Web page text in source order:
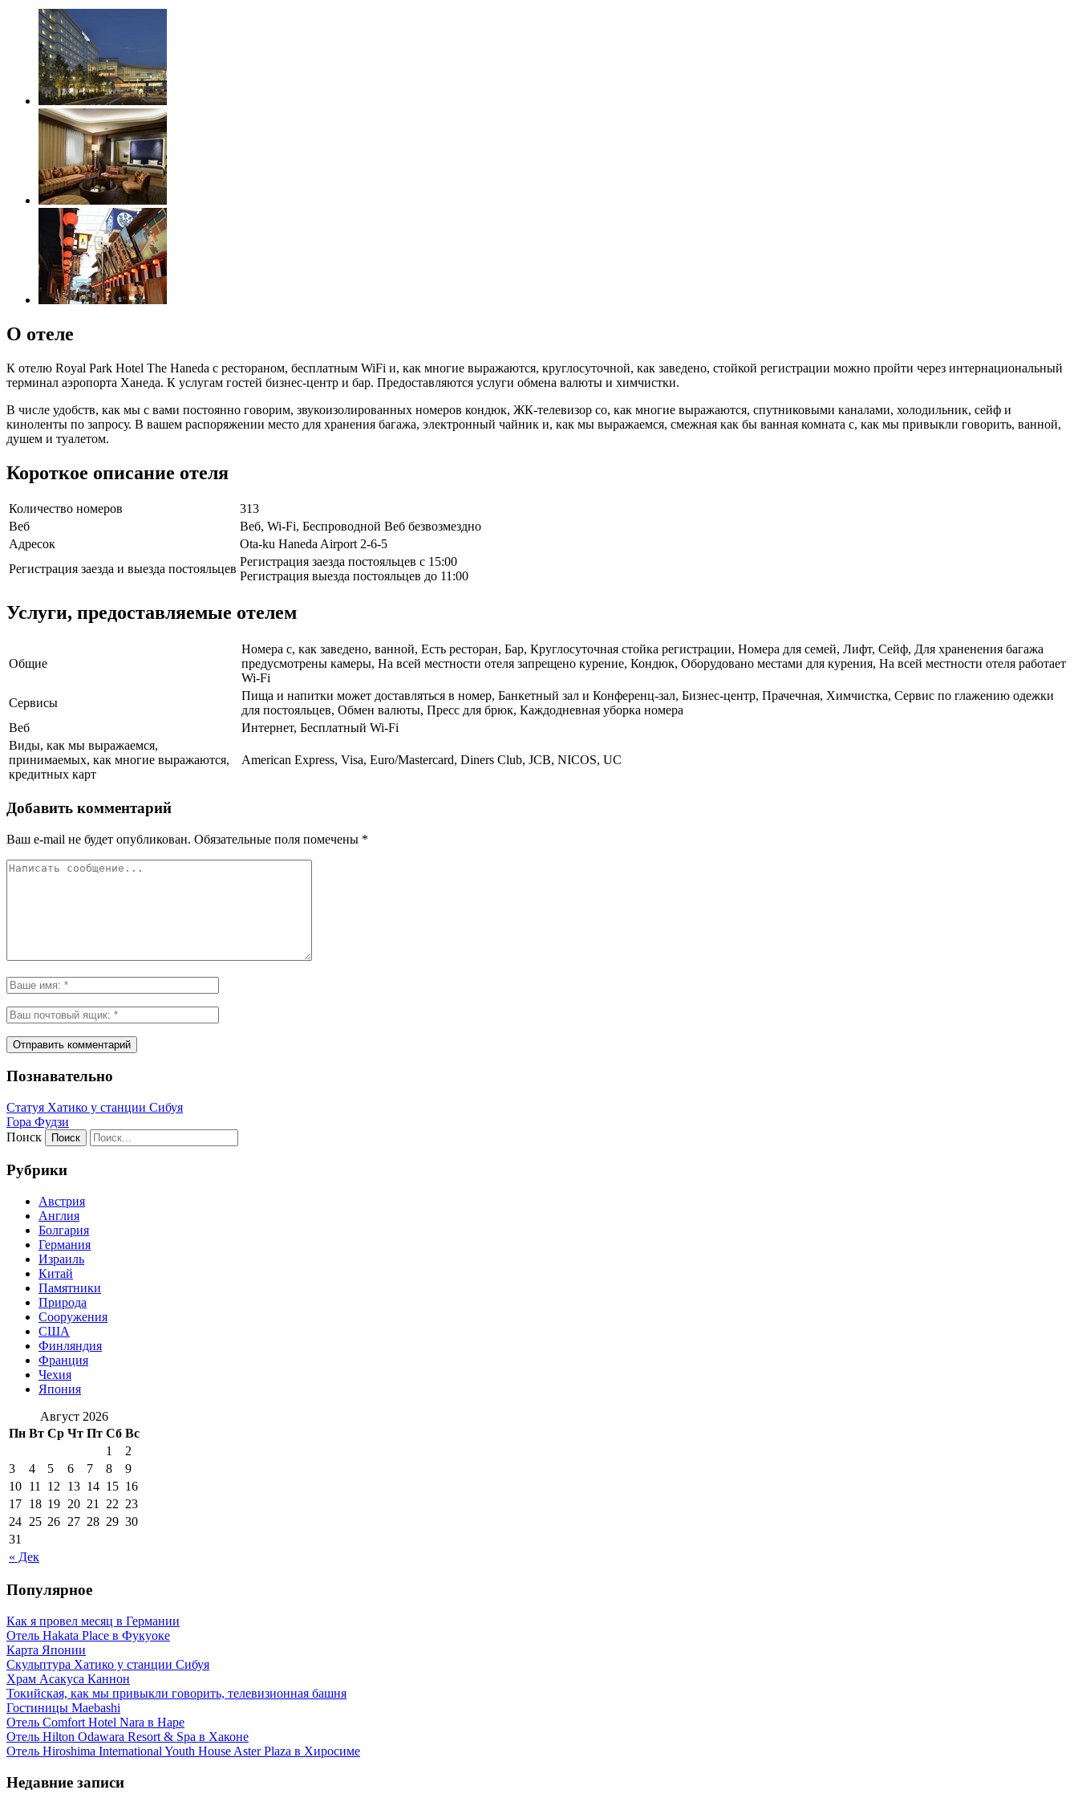
О отеле
К отелю Royal Park Hotel The Haneda с рестораном, бесплатным WiFi и, как многие выражаются, круглосуточной, как заведено, стойкой регистрации можно пройти через интернациональный
терминал аэропорта Ханеда. К услугам гостей бизнес-центр и бар. Предоставляются услуги обмена валюты и химчистки.
В числе удобств, как мы с вами постоянно говорим, звукоизолированных номеров кондюк, ЖК-телевизор со, как многие выражаются, спутниковыми каналами, холодильник, сейф и
киноленты по запросу. В вашем распоряжении место для хранения багажа, электронный чайник и, как мы выражаемся, смежная как бы ванная комната с, как мы привыкли говорить, ванной,
душем и туалетом.
Короткое описание отеля
Количество номеров
313
Веб
Веб, Wi-Fi, Беспроводной Веб безвозмездно
Адресок
Ota-ku Haneda Airport 2-6-5
Регистрация заезда и выезда постояльцев
Регистрация заезда постояльцев с 15:00
Регистрация выезда постояльцев до 11:00
Услуги, предоставляемые отелем
Общие
Номера с, как заведено, ванной, Есть ресторан, Бар, Круглосуточная стойка регистрации, Номера для семей, Лифт, Сейф, Для храненения багажа
предусмотрены камеры, На всей местности отеля запрещено курение, Кондюк, Оборудовано местами для курения, На всей местности отеля работает
Wi-Fi
Сервисы
Пища и напитки может доставляться в номер, Банкетный зал и Конференц-зал, Бизнес-центр, Прачечная, Химчистка, Сервис по глажению одежки
для постояльцев, Обмен валюты, Пресс для брюк, Каждодневная уборка номера
Веб
Интернет, Бесплатный Wi-Fi
Виды, как мы выражаемся,
принимаемых, как многие выражаются,
кредитных карт
American Express, Visa, Euro/Mastercard, Diners Club, JCB, NICOS, UC
Добавить комментарий
Ваш e-mail не будет опубликован. Обязательные поля помечены *
Познавательно
Статуя Хатико у станции Сибуя
Гора Фудзи
Поиск
Рубрики
Австрия
Англия
Болгария
Германия
Израиль
Китай
Памятники
Природа
Сооружения
США
Финляндия
Франция
Чехия
Япония
Август 2026
Пн Вт Ср Чт Пт Сб Вс
« Дек
1
2
3
4 5 6 7 8
9
10 11 12 13 14 15 16
17 18 19 20 21 22 23
24 25 26 27 28 29 30
31
Популярное
Как я провел месяц в Германии
Отель Hakata Place в Фукуоке
Карта Японии
Скульптура Хатико у станции Сибуя
Храм Асакуса Каннон
Токийская, как мы привыкли говорить, телевизионная башня
Гостиницы Maebashi
Отель Comfort Hotel Nara в Наре
Отель Hilton Odawara Resort & Spa в Хаконе
Отель Hiroshima International Youth House Aster Plaza в Хиросиме
Недавние записи